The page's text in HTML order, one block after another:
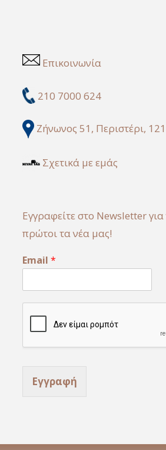
Επικοινωνία
210 7000 624
Ζήνωνος 51, Περιστέρι,
Σχετικά με εμάς
Εγγραφείτε στο Newsletter
πρώτοι τα νέα μας!
E
m
i
l
i
Email *
Εγγραφή